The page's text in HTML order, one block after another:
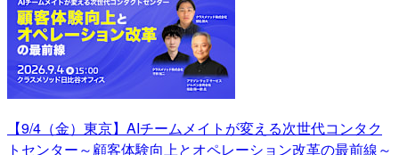
【9/4（金）東京】AIチームメイトが変える次世代コンタク
トセンター～顧客体験向上とオペレーション改革の最前線～